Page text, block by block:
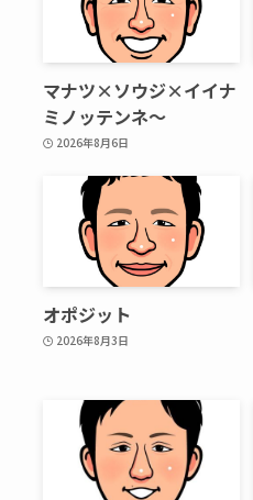
マナツ×ソウジ×イイナ
ミノッテンネ～
2026年8月6日
オポジット
2026年8月3日